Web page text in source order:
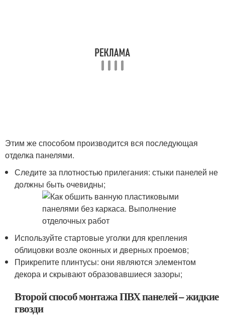
Этим же способом производится вся последующая
отделка панелями.
Следите за плотностью прилегания: стыки панелей не
должны быть очевидны;
Используйте стартовые уголки для крепления
облицовки возле оконных и дверных проемов;
Прикрепите плинтусы: они являются элементом
декора и скрывают образовавшиеся зазоры;
Второй способ монтажа ПВХ панелей – жидкие
гвозди